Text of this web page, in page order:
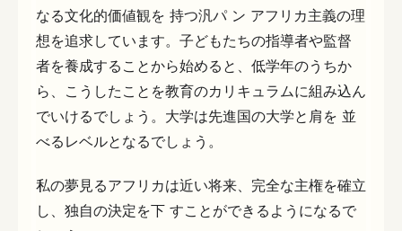
なる文化的価値観を 持つ汎パ ン アフリカ主義の理
想を追求しています。子どもたちの指導者や監督
者を養成することから始めると、低学年のうちか
ら、こうしたことを教育のカリキュラムに組み込ん
でいけるでしょう。大学は先進国の大学と肩を 並
べるレベルとなるでしょう。
私の夢見るアフリカは近い将来、完全な主権を確立
し、独自の決定を下 すことができるようになるで